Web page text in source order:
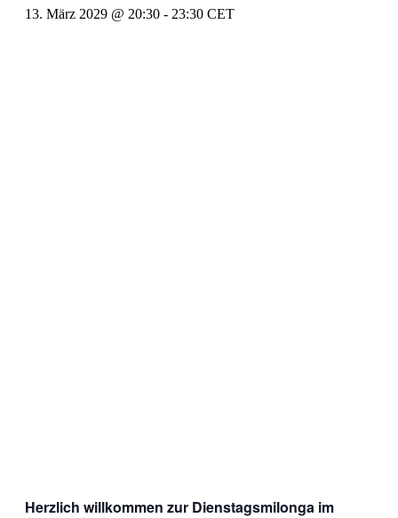
13. März 2029 @ 20:30 - 23:30 CET
Herzlich willkommen zur Dienstagsmilonga im